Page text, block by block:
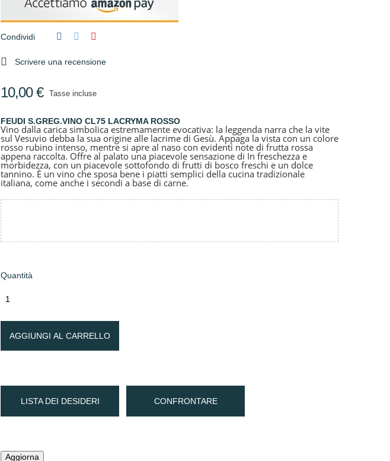
Condividi
 Scrivere una recensione
10,00 € Tasse incluse
FEUDI S.GREG.VINO CL75 LACRYMA ROSSO
Vino dalla carica simbolica estremamente evocativa: la leggenda narra che la vite
sul Vesuvio debba la sua origine alle lacrime di Gesù. Appaga la vista con un colore
rosso rubino intenso, mentre si apre al naso con evidenti note di frutta rossa
appena raccolta. Offre al palato una piacevole sensazione di In freschezza e
morbidezza, con un piacevole sottofondo di frutti di bosco freschi e un dolce
tannino. È un vino che sposa bene i piatti semplici della cucina tradizionale
italiana, come anche i secondi a base di carne.
Quantità
AGGIUNGI AL CARRELLO
LISTA DEI DESIDERI CONFRONTARE